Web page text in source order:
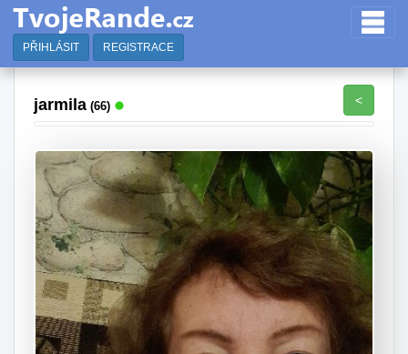
PŘIHLÁSIT REGISTRACE
jarmila (66) <